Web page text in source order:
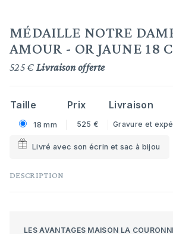
MÉDAILLE NOTRE
AMOUR - OR JAUNE 18
525 € Livraison offerte
Taille Prix Livraison
18 mm 525 € Gravure et
Livré avec son écrin et sac à bijou
DESCRIPTION
LES AVANTAGES MAISON LA